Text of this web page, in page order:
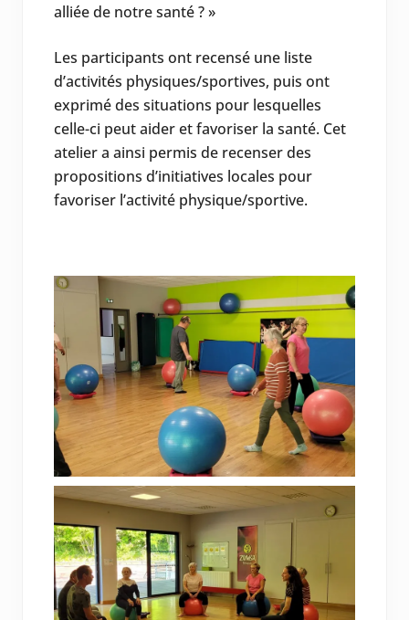
alliée de notre santé ? »
Les participants ont recensé une liste
d’activités physiques/sportives, puis ont
exprimé des situations pour lesquelles
celle-ci peut aider et favoriser la santé. Cet
atelier a ainsi permis de recenser des
propositions d’initiatives locales pour
favoriser l’activité physique/sportive.